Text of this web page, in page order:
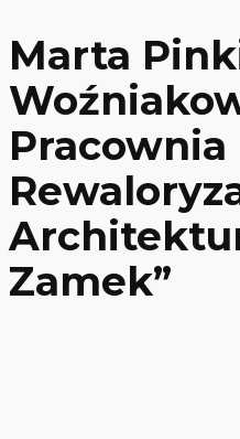
Marta
Pracownia
Zamek”